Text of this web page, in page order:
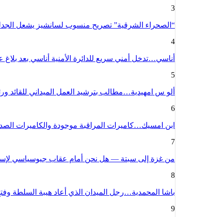
3
“الصحراء الشرقية” تصريح منسوب لسانشيز يشعل
4
أناسي…تدخل أمني سريع للدائرة الأمنية أناسي بعد
5
ألو س امهيدية…مطالب بترشيد العمل الميداني للقائد
6
ابن امسيك…كاميرات المراقبة موجودة والكاميرات
7
من غزة إلى سبتة — هل نحن أمام عقاب جيوسياسي
8
باشا المحمدية…رجل الميدان الذي أعاد هيبة السلطة
9